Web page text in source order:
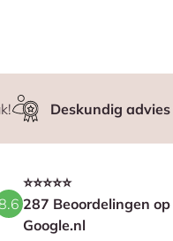
Deskundig advies
8.6
⭐⭐⭐⭐⭐
287 Beoordelingen op
Google.nl